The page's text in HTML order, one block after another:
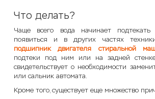
Что делать?
Чаще всего вода начинает
появиться и в других частях
подшипник двигателя стиральной
подтеки под ним или на задней
свидетельствует о необходимости
или сальник автомата.
Кроме того, существует еще множество